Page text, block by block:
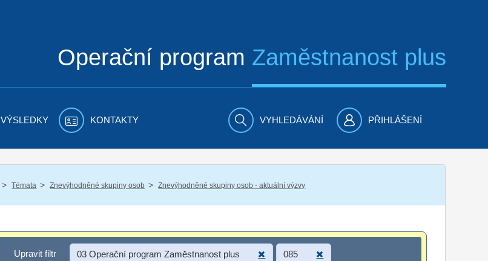
Operační program Zaměstnanost plus
VÝSLEDKY KONTAKTY VYHLEDÁVÁNÍ PŘIHLÁŠENÍ
/ Témata / Znevýhodněné skupiny osob / Znevýhodněné skupiny osob - aktuální výzvy
Upravit filtr
Upravit filtr 03 Operační program Zaměstnanost plus 085